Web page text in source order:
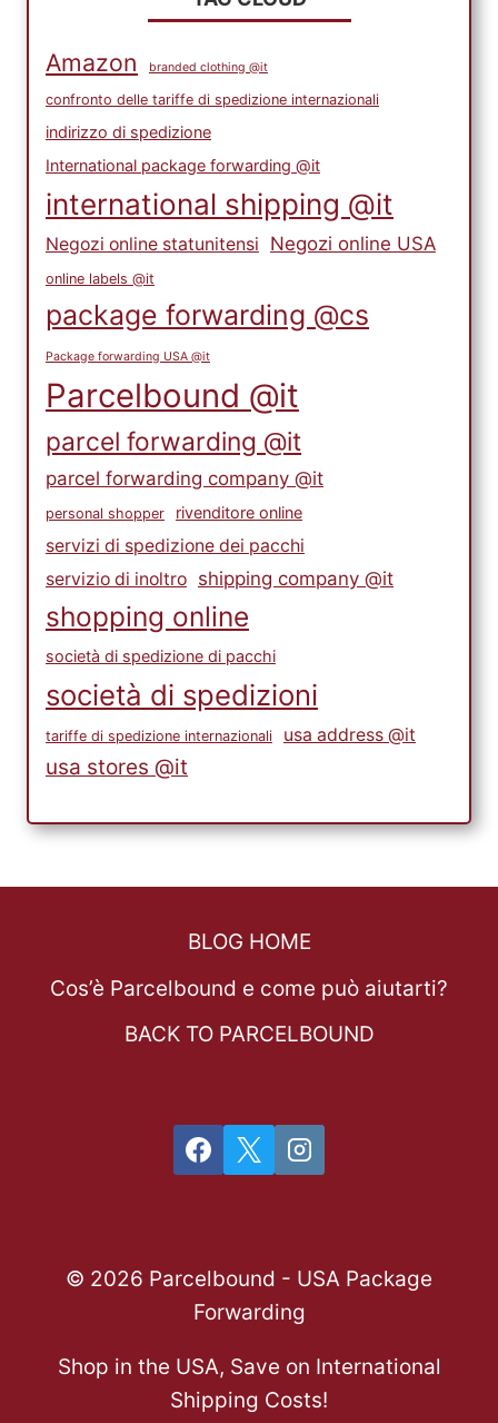
Amazon branded clothing @it
confronto delle tariffe di spedizione internazionali
indirizzo di spedizione
International package forwarding @it
international shipping @it
Negozi online statunitensi Negozi online USA
online labels @it
package forwarding @cs
Package forwarding USA @it
Parcelbound @it
parcel forwarding @it
parcel forwarding company @it
personal shopper rivenditore online
servizi di spedizione dei pacchi
servizio di inoltro shipping company @it
shopping online
società di spedizione di pacchi
società di spedizioni
tariffe di spedizione internazionali usa address @it
usa stores @it
BLOG HOME
Cos’è Parcelbound e come può aiutarti?
BACK TO PARCELBOUND
© 2026 Parcelbound - USA Package
Forwarding
Shop in the USA, Save on International
Shipping Costs!